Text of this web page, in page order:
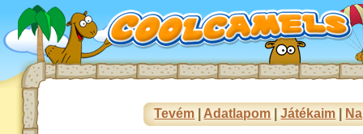
Tevém Adatlapom |Játékaim